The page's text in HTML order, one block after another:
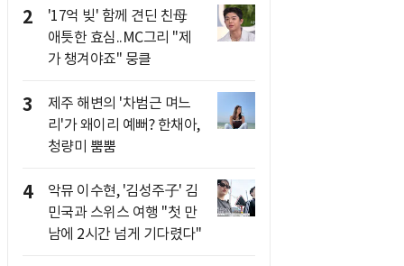
2
'17억 빚' 함께 견딘 친母
애틋한 효심..MC그리 "제
가 챙겨야죠" 뭉클
3
제주 해변의 '차범근 며느
리'가 왜이리 예뻐? 한채아,
청량미 뿜뿜
4
악뮤 이수현, '김성주子' 김
민국과 스위스 여행 "첫 만
남에 2시간 넘게 기다렸다"